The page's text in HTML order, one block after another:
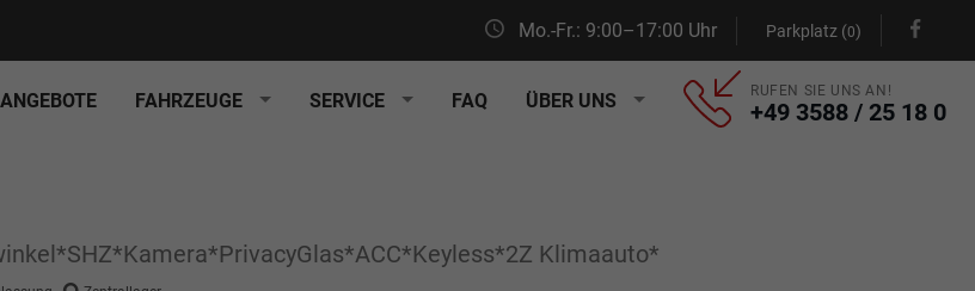
Mo.-Fr.: 9:00–17:00 Uhr Parkplatz (0)
FAHRZEUGE SERVICE FAQ ÜBER UNS RUFEN SIE UNS AN!
+49 3588 / 25 18 0
Klimaauto*